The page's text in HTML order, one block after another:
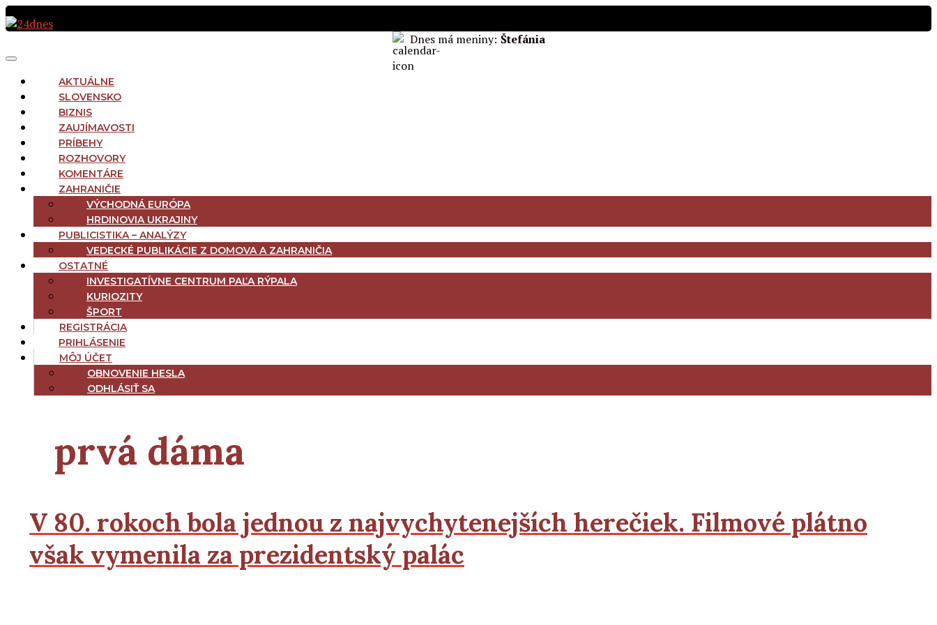
Preskočiť
na
Dnes má meniny: Štefánia
Menu
AKTUÁLNE
SLOVENSKO
BIZNIS
ZAUJÍMAVOSTI
PRÍBEHY
ROZHOVORY
KOMENTÁRE
ZAHRANIČIE
VÝCHODNÁ EURÓPA
HRDINOVIA UKRAJINY
PUBLICISTIKA – ANALÝZY
VEDECKÉ PUBLIKÁCIE Z DOMOVA A ZAHRANIČIA
OSTATNÉ
INVESTIGATÍVNE CENTRUM PAĽA RÝPALA
KURIOZITY
ŠPORT
REGISTRÁCIA
PRIHLÁSENIE
MÔJ ÚČET
OBNOVENIE HESLA
ODHLÁSIŤ SA
prvá dáma
V 80. rokoch bola jednou z najvychytenejších herečiek. Filmové plátno
však vymenila za prezidentský palác